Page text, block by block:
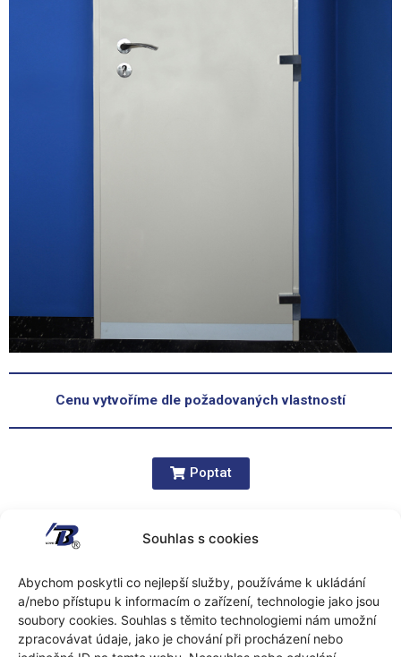
Souhlas s cookies
Abychom poskytli co nejlepší služby, používáme k ukládání
a/nebo přístupu k informacím o zařízení, technologie jako jsou
soubory cookies. Souhlas s těmito technologiemi nám umožní
zpracovávat údaje, jako je chování při procházení nebo
Cenu vytvoříme dle požadovaných vlastností
Poptat